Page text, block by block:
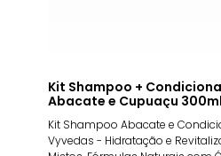
Kit Shampoo +
Abacate e Cupuaçu 300ml
Kit Shampoo Abacate e
Vyvedas - Hidratação e